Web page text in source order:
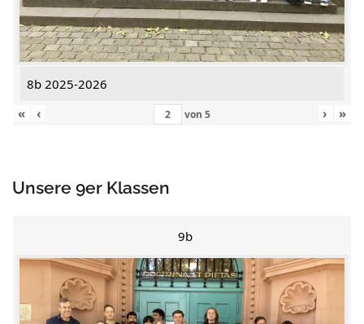
8b 2025-2026
«
‹ von 5 › »
Unsere 9er Klassen
9b